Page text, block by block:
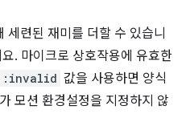
세련된 재미를 더할 수 있습니
. 마이크로 상호작용에 유효한
:invalid 값을 사용하면 양식
모션 환경설정을 지정하지 않